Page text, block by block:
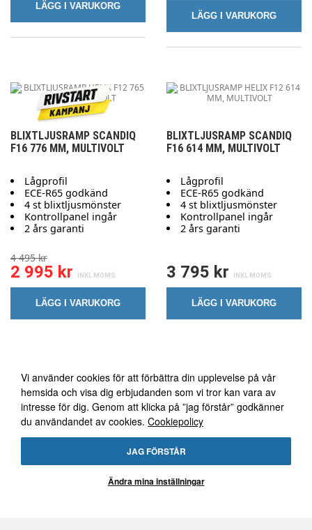
Vi använder cookies för att förbättra din upplevelse på vår
hemsida och visa dig erbjudanden som vi tror kan vara av
intresse för dig. Genom att klicka på ”jag förstår” godkänner
du användandet av cookies. Cookiepolicy
JAG FÖRSTÅR
Ändra mina inställningar
LÄGG I VARUKORG
LÄGG I VARUKORG
BLIXTLJUSRAMP SCANDIQ
F16 776 MM, MULTIVOLT
Lågprofil
ECE-R65 godkänd
4 st blixtljusmönster
Kontrollpanel ingår
2 års garanti
4 495 kr
2 995 kr
LÄGG I VARUKORG
BLIXTLJUSRAMP SCANDIQ
F16 614 MM, MULTIVOLT
Lågprofil
ECE-R65 godkänd
4 st blixtljusmönster
Kontrollpanel ingår
2 års garanti
3 795 kr
LÄGG I VARUKORG
FÖLJ OSS PÅ FACEBOOK